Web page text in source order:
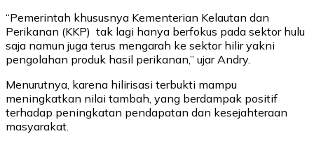
“Pemerintah khususnya Kementerian Kelautan dan
Perikanan (KKP) tak lagi hanya berfokus pada sektor hulu
saja namun juga terus mengarah ke sektor hilir yakni
pengolahan produk hasil perikanan,” ujar Andry.
Menurutnya, karena hilirisasi terbukti mampu
meningkatkan nilai tambah, yang berdampak positif
terhadap peningkatan pendapatan dan kesejahteraan
masyarakat.